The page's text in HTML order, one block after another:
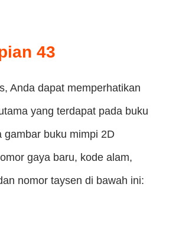
43
Anda dapat memperhatikan
yang terdapat pada buku
gambar buku mimpi 2D
gaya baru, kode alam,
nomor taysen di bawah ini: